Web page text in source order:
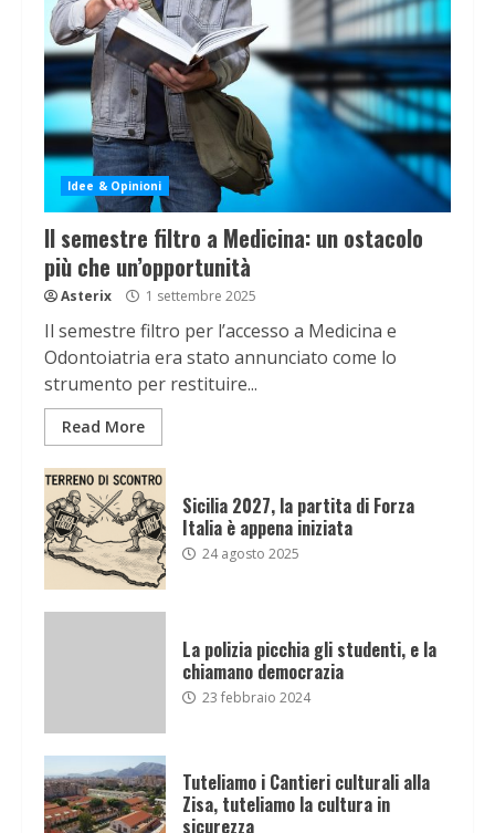
Idee & Opinioni
Il semestre filtro a Medicina: un ostacolo
più che un’opportunità
Asterix 1 settembre 2025
Il semestre filtro per l’accesso a Medicina e
Odontoiatria era stato annunciato come lo
strumento per restituire...
Read More
Sicilia 2027, la partita di Forza
Italia è appena iniziata
24 agosto 2025
La polizia picchia gli studenti, e la
chiamano democrazia
23 febbraio 2024
Tuteliamo i Cantieri culturali alla
Zisa, tuteliamo la cultura in
sicurezza